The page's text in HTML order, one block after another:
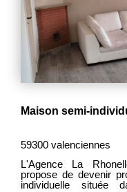
59300 valenciennes
L'Agence La
propose de devenir
individuelle située